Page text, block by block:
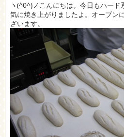
ヽ(^0^)ノこんにちは。今日もハー
気に焼き上がりましたよ。オーブン
ざいます。